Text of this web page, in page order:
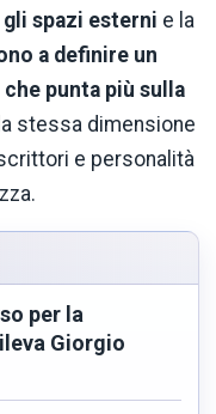
spazi esterni e la
a definire un
punta più sulla
stessa dimensione
e personalità
per la
Giorgio